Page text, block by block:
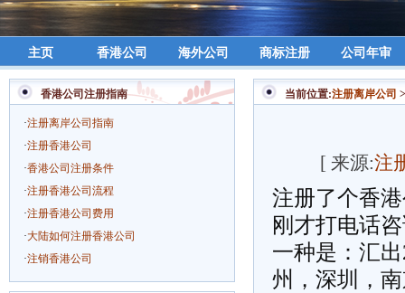
主页 香港公司 海外公司 商标注册 公司年审
香港公司注册指南
·注册离岸公司指南
·注册香港公司
·香港公司注册条件
·注册香港公司流程
·注册香港公司费用
·大陆如何注册香港公司
·注销香港公司
当前位置:注册离岸公司
[ 来源:注
注册了个香
刚才打电话
一种是：汇
州，深圳，